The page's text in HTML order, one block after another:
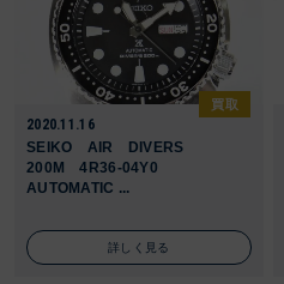
買取
2020.11.16
SEIKO AIR DIVERS
200M 4R36-04Y0
AUTOMATIC ...
詳しく見る